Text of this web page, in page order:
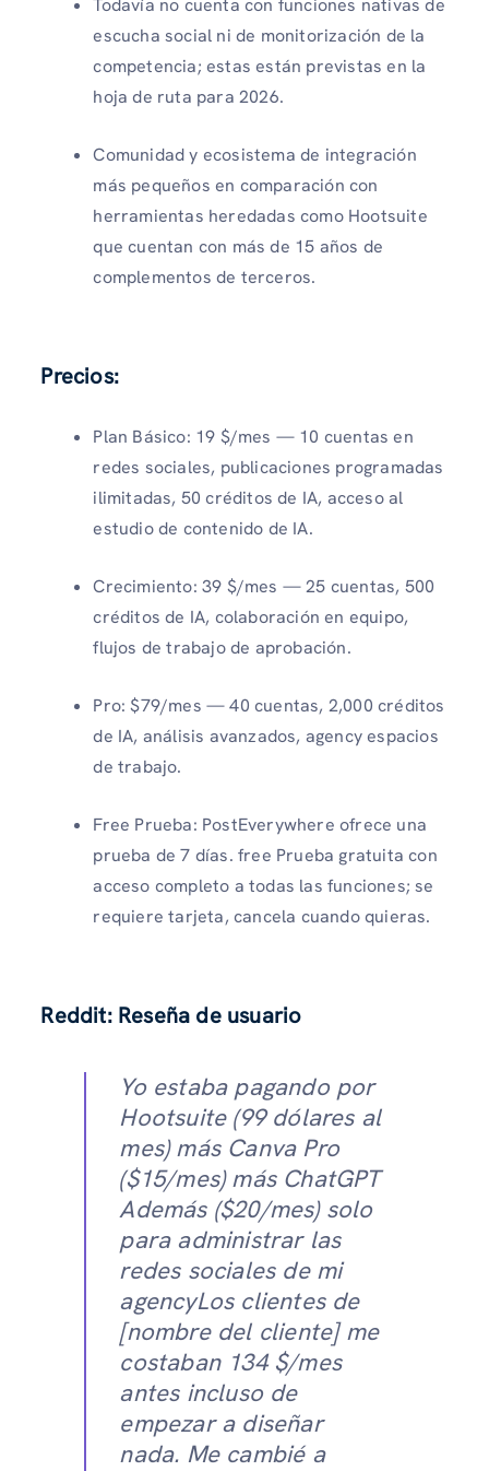
escucha social ni de monitorización de la
competencia; estas están previstas en la
hoja de ruta para 2026.
Comunidad y ecosistema de integración
más pequeños en comparación con
herramientas heredadas como Hootsuite
que cuentan con más de 15 años de
complementos de terceros.
Precios:
Plan Básico: 19 $/mes — 10 cuentas en
redes sociales, publicaciones programadas
ilimitadas, 50 créditos de IA, acceso al
estudio de contenido de IA.
Crecimiento: 39 $/mes — 25 cuentas, 500
créditos de IA, colaboración en equipo,
flujos de trabajo de aprobación.
Pro: $79/mes — 40 cuentas, 2,000 créditos
de IA, análisis avanzados, agency espacios
de trabajo.
Free Prueba: PostEverywhere ofrece una
prueba de 7 días. free Prueba gratuita con
acceso completo a todas las funciones; se
requiere tarjeta, cancela cuando quieras.
Reddit: Reseña de usuario
Yo estaba pagando por
Hootsuite (99 dólares al
mes) más Canva Pro
($15/mes) más ChatGPT
Además ($20/mes) solo
para administrar las
redes sociales de mi
agencyLos clientes de
[nombre del cliente] me
costaban 134 $/mes
antes incluso de
empezar a diseñar
nada. Me cambié a